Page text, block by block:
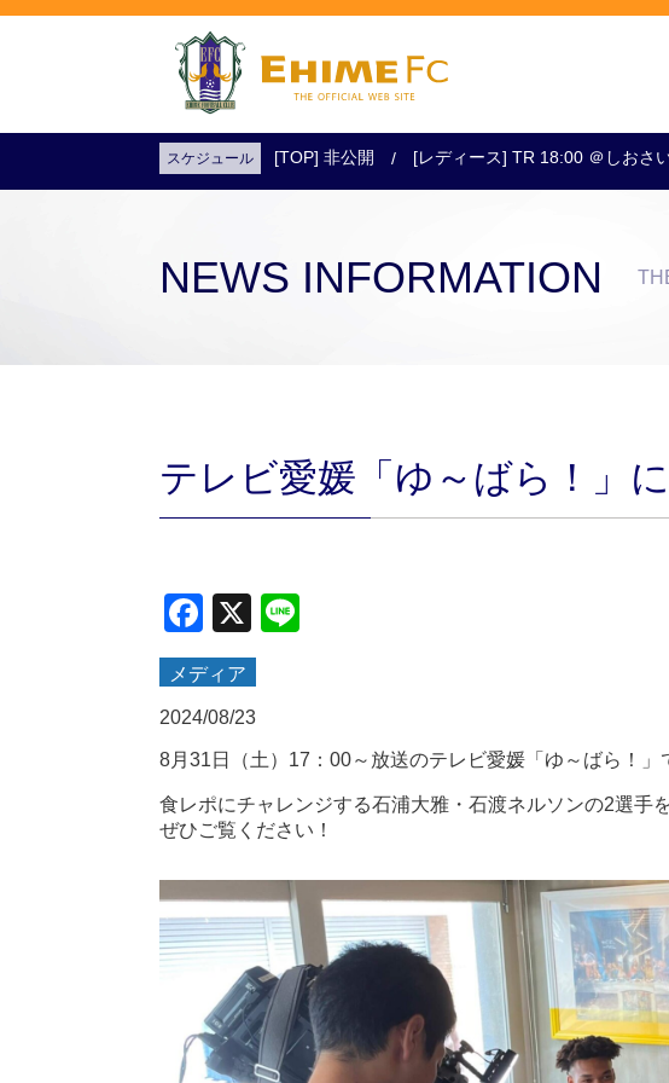
試合日程・結果 アクセス クラブ・会社
スケジュール [TOP] 非公開 [レディース] TR 18:00 ＠しおさ
NEWS INFORMATION
テレビ愛媛「ゆ～ばら！」
Facebook
X
メディア
2024/08/23
8月31日（土）17：00～放送のテレビ愛媛「ゆ～ばら！」
食レポにチャレンジする石浦大雅・石渡ネルソンの2選手
ぜひご覧ください！